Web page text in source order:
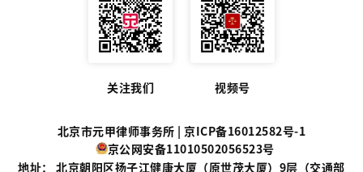
关注我们 视频号
北京市元甲律师事务所 |京ICP备16012582号-1
京公网安备11010502056523号
地址： 北京朝阳区扬子江健康大厦（原世茂大厦）9层（交通部